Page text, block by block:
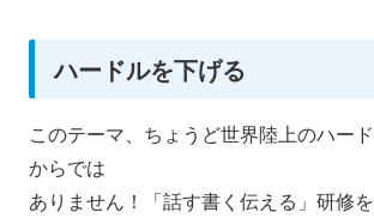
ハードルを下げる
このテーマ、ちょうど世界陸上のハー
からでは
ありません！「話す書く伝える」 研修